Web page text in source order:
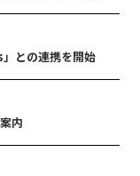
との連携を開始
内